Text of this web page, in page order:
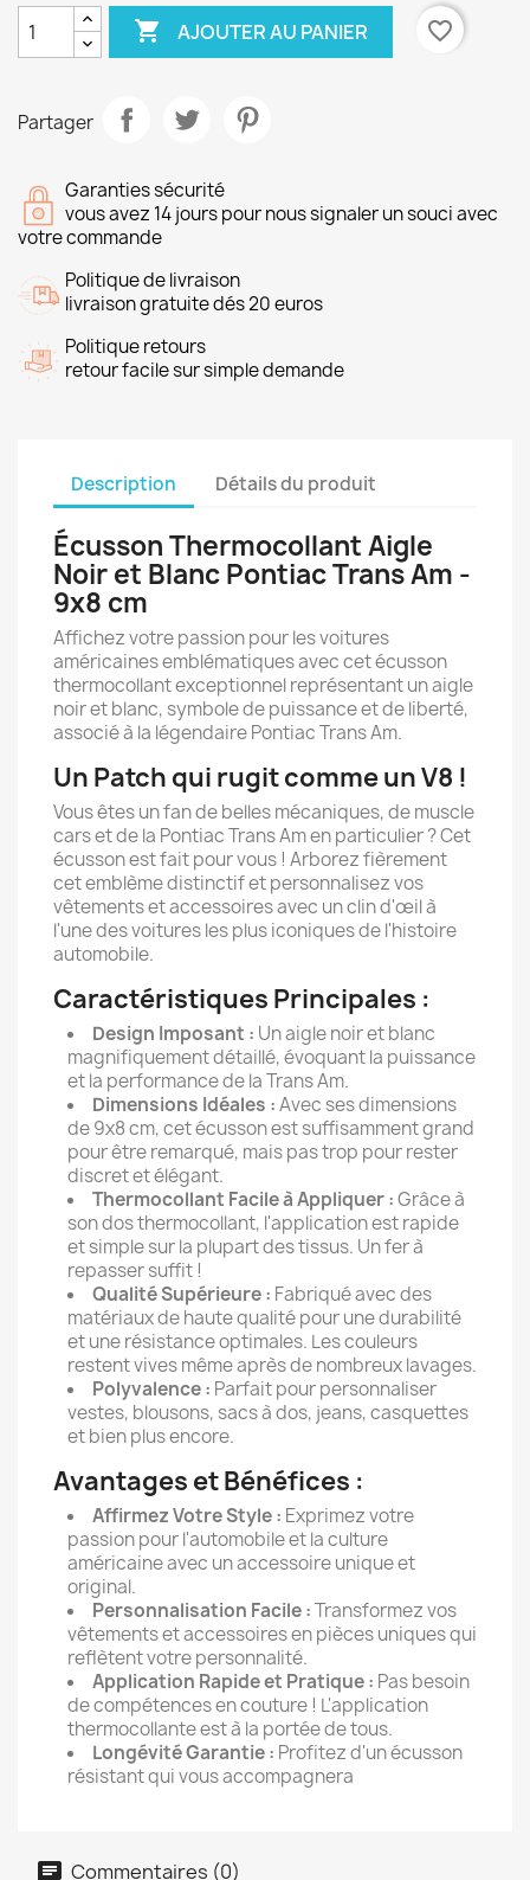
 AJOUTER AU PANIER favorite_border
Partager
Garanties sécurité
vous avez 14 jours pour nous signaler un souci avec
votre commande
Politique de livraison
livraison gratuite dés 20 euros
Politique retours
retour facile sur simple demande
Description Détails du produit
Écusson Thermocollant Aigle
Noir et Blanc Pontiac Trans Am -
9x8 cm
Affichez votre passion pour les voitures
américaines emblématiques avec cet écusson
thermocollant exceptionnel représentant un aigle
noir et blanc, symbole de puissance et de liberté,
associé à la légendaire Pontiac Trans Am.
Un Patch qui rugit comme un V8 !
Vous êtes un fan de belles mécaniques, de muscle
cars et de la Pontiac Trans Am en particulier ? Cet
écusson est fait pour vous ! Arborez fièrement
cet emblème distinctif et personnalisez vos
vêtements et accessoires avec un clin d'œil à
l'une des voitures les plus iconiques de l'histoire
automobile.
Caractéristiques Principales :
Design Imposant : Un aigle noir et blanc
magnifiquement détaillé, évoquant la puissance
et la performance de la Trans Am.
Dimensions Idéales :Avec ses dimensions
de 9x8 cm, cet écusson est suffisamment grand
pour être remarqué, mais pas trop pour rester
discret et élégant.
Thermocollant Facile à Appliquer :Grâce à
son dos thermocollant, l'application est rapide
et simple sur la plupart des tissus. Un fer à
repasser suffit !
Qualité Supérieure : Fabriqué avec des
matériaux de haute qualité pour une durabilité
et une résistance optimales. Les couleurs
restent vives même après de nombreux lavages.
Polyvalence : Parfait pour personnaliser
vestes, blousons, sacs à dos, jeans, casquettes
et bien plus encore.
Avantages et Bénéfices :
Affirmez Votre Style : Exprimez votre
passion pour l'automobile et la culture
américaine avec un accessoire unique et
original.
Personnalisation Facile :Transformez vos
vêtements et accessoires en pièces uniques qui
reflètent votre personnalité.
Application Rapide et Pratique : Pas besoin
de compétences en couture ! L'application
thermocollante est à la portée de tous.
Longévité Garantie : Profitez d'un écusson
résistant qui vous accompagnera
Commentaires (0)